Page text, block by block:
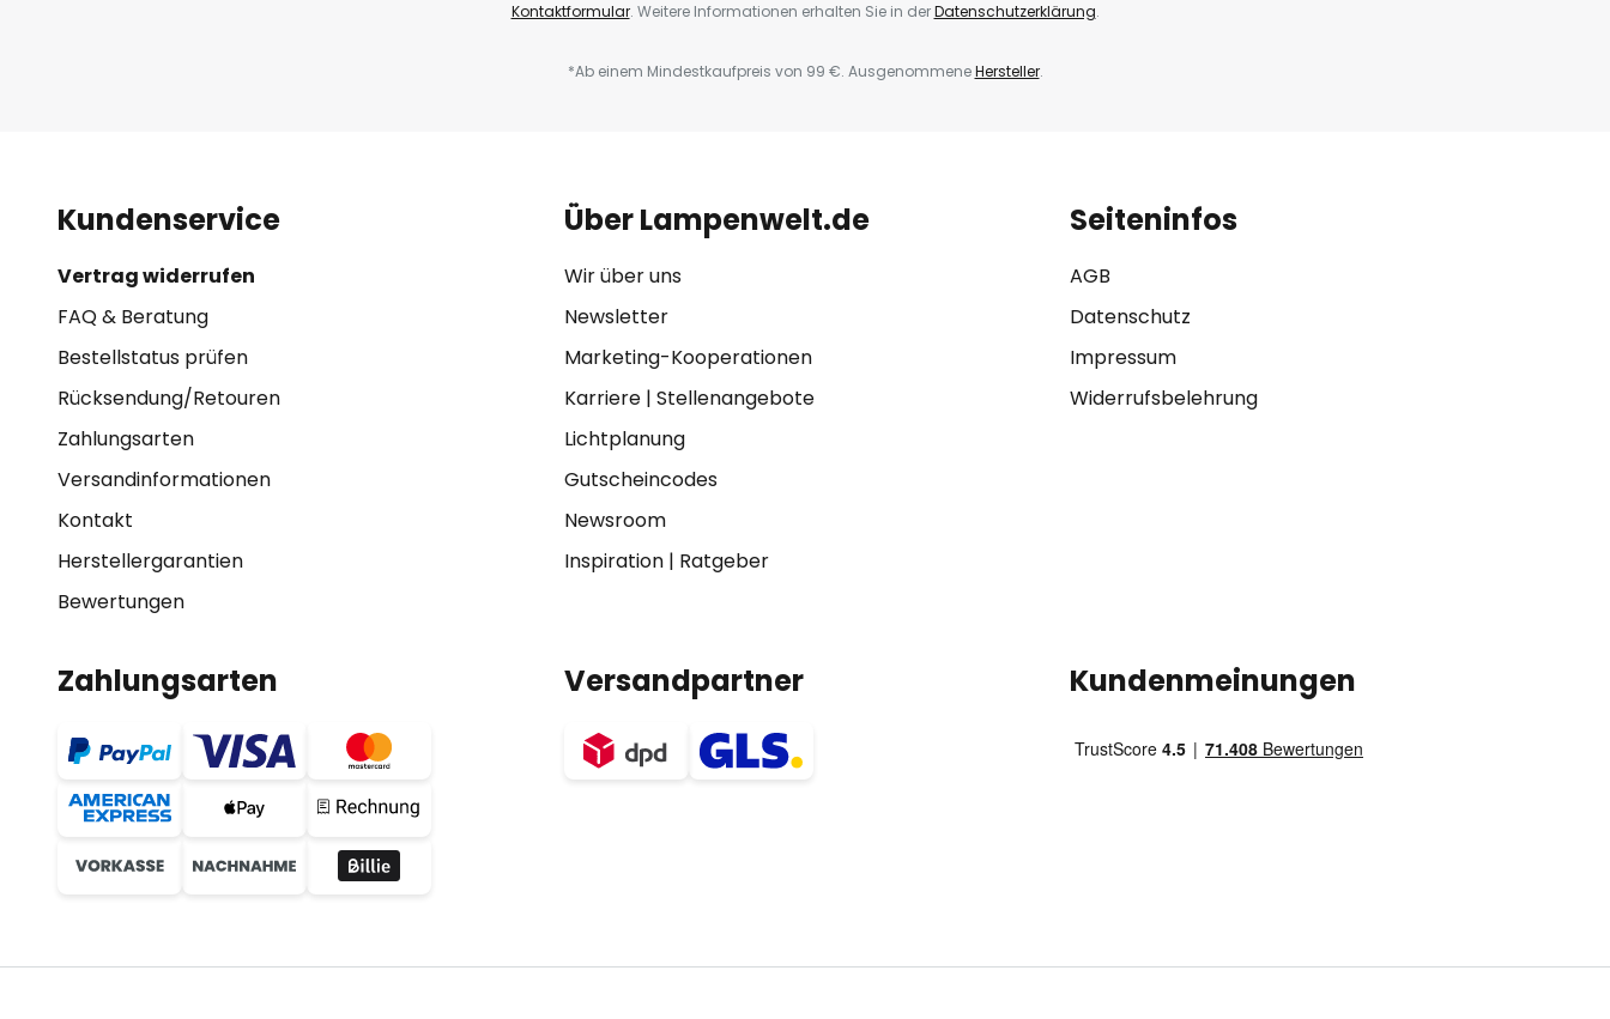
Kontaktformular. Weitere Informationen erhalten Sie in derDatenschutzerklärung.
*Ab einem Mindestkaufpreis von 99 €. AusgenommeneHersteller.
Kundenservice
Vertrag widerrufen
FAQ & Beratung
Bestellstatus prüfen
Rücksendung/Retouren
Zahlungsarten
Versandinformationen
Kontakt
Herstellergarantien
Bewertungen
Über Lampenwelt.de
Wir über uns
Newsletter
Marketing-Kooperationen
Karriere| Stellenangebote
Lichtplanung
Gutscheincodes
Newsroom
Inspiration| Ratgeber
Seiteninfos
AGB
Datenschutz
Impressum
Widerrufsbelehrung
Zahlungsarten Versandpartner Kundenmeinungen